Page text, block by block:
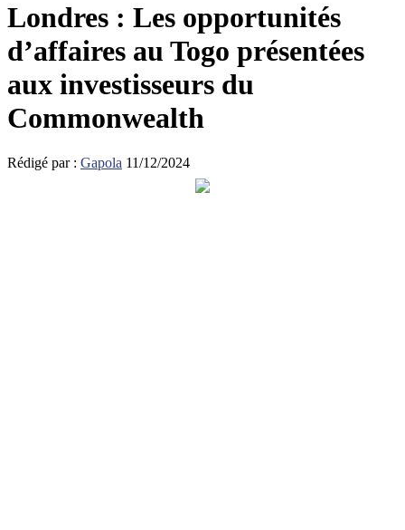
Londres : Les opportunités
d’affaires au Togo présentées
aux investisseurs du
Commonwealth
Rédigé par : Gapola 11/12/2024